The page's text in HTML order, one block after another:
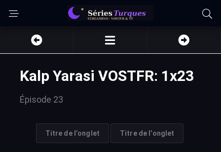
Kalp Yarasi VOSTFR: 1x23
Épisode 23
Titre de l’onglet Titre de l’onglet